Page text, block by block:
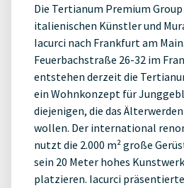
Die Tertianum Premium
italienischen Künstler und
Iacurci nach Frankfurt am
Feuerbachstraße 26-32 im
entstehen derzeit die
ein Wohnkonzept für
diejenigen, die das
wollen. Der international
nutzt die 2.000 m² große
sein 20 Meter hohes
platzieren. Iacurci